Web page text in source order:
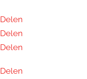
Delen
Delen
Delen
Delen